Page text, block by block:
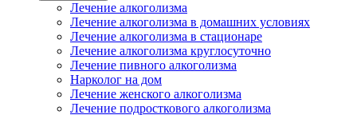
Лечение алкоголизма
Лечение алкоголизма в домашних условиях
Лечение алкоголизма в стационаре
Лечение алкоголизма круглосуточно
Лечение пивного алкоголизма
Нарколог на дом
Лечение женского алкоголизма
Лечение подросткового алкоголизма